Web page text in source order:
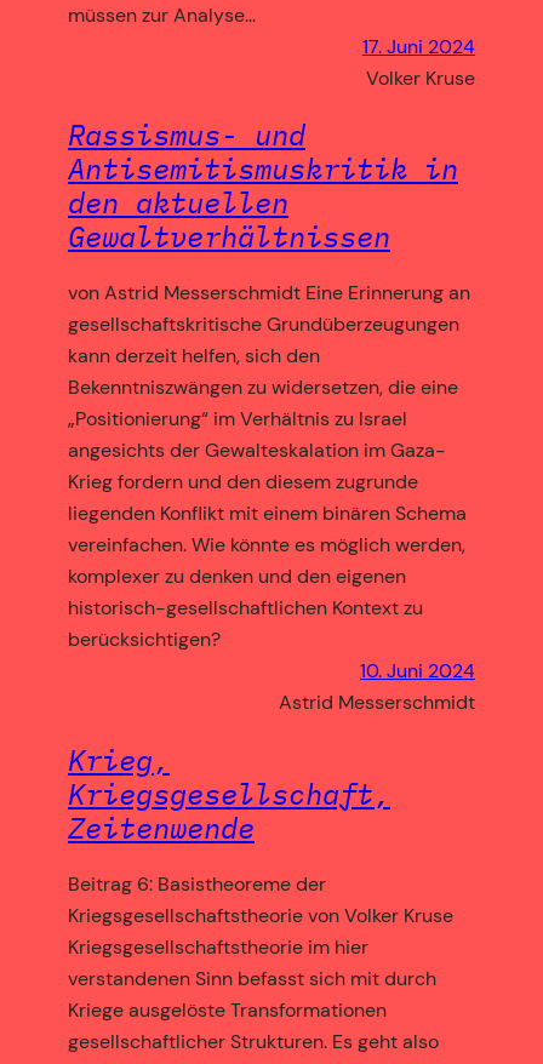
müssen zur Analyse…
17. Juni 2024
Volker Kruse
Rassismus- und
Antisemitismuskritik in
den aktuellen
Gewaltverhältnissen
von Astrid Messerschmidt Eine Erinnerung an
gesellschaftskritische Grundüberzeugungen
kann derzeit helfen, sich den
Bekenntniszwängen zu widersetzen, die eine
„Positionierung“ im Verhältnis zu Israel
angesichts der Gewalteskalation im Gaza-
Krieg fordern und den diesem zugrunde
liegenden Konflikt mit einem binären Schema
vereinfachen. Wie könnte es möglich werden,
komplexer zu denken und den eigenen
historisch-gesellschaftlichen Kontext zu
berücksichtigen?
10. Juni 2024
Astrid Messerschmidt
Krieg,
Kriegsgesellschaft,
Zeitenwende
Beitrag 6: Basistheoreme der
Kriegsgesellschaftstheorie von Volker Kruse
Kriegsgesellschaftstheorie im hier
verstandenen Sinn befasst sich mit durch
Kriege ausgelöste Transformationen
gesellschaftlicher Strukturen. Es geht also